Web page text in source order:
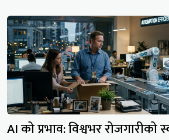
AI को प्रभाव: विश्वभर